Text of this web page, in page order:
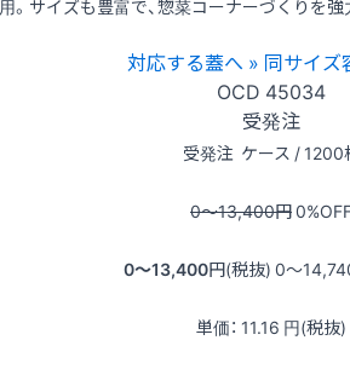
用。サイズも豊富で、惣菜コーナーづくりを
対応する蓋へ » 同サイズ
OCD 45034
受発注
受発注 ケース / 1200
0〜13,400円0
0〜13,400円(税抜) 0〜
単価： 11.16 円(税抜)